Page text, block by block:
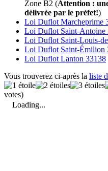
Zone B2 (Attention :
délivrée par le préfet!)
Loi Duflot Marcheprime
Loi Duflot Saint-Antoine
Loi Duflot Saint-Louis-
Loi Duflot Saint-Émilion
Loi Duflot Lanton 33138
Vous trouverez ci-après la liste
votes)
Loading...